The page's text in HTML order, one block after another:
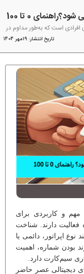
0 تا 100
است که به‌طور مداوم در
تاریخ انتشار: 19مهر 1404
و کاربردی برای
دارند. شناخت
اپراتور، دائمی یا
بودن شماره، اهمیت
سیم‌کارت دارد.
دیجیتالی عصر حاضر